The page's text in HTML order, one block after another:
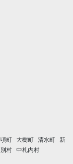
町 大樹町 清水町 新
村 中札内村